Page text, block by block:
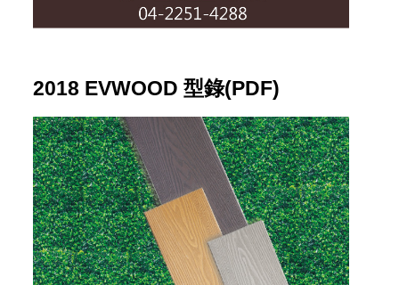
2018 EVWOOD 型錄(PDF)